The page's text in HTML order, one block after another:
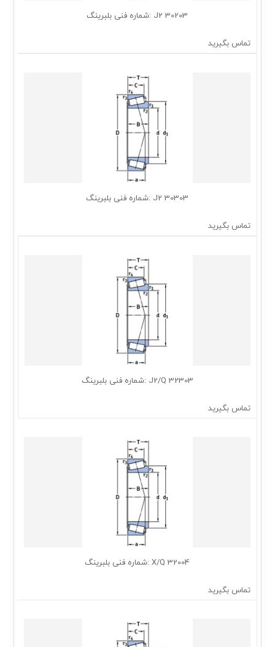
30203 J2 :شماره فنی بلبرینگ
تماس بگیرید
30303 J2 :شماره فنی بلبرینگ
تماس بگیرید
32303 J2/Q :شماره فنی بلبرینگ
تماس بگیرید
32004 X/Q :شماره فنی بلبرینگ
تماس بگیرید